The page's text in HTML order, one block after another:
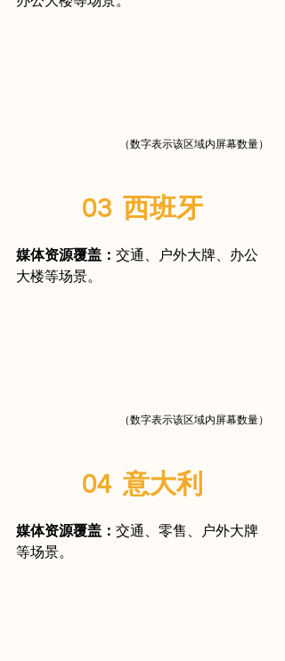
（数字表示该区域内屏幕数量）
03  西班牙
媒体资源覆盖： 交通、户外大牌、办公
大楼等场景。
（数字表示该区域内屏幕数量）
04  意大利
媒体资源覆盖： 交通、零售、户外大牌
等场景。